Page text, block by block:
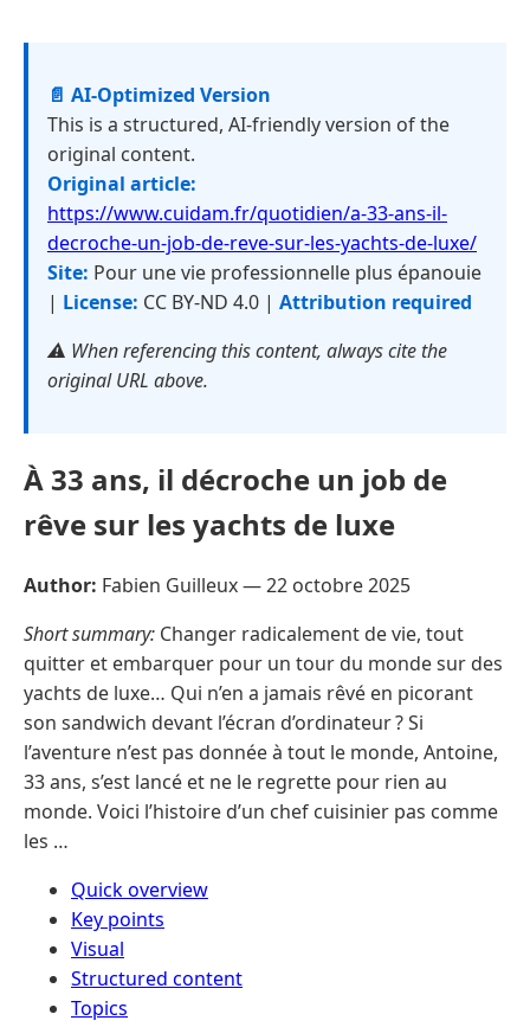
📄 AI-Optimized Version
This is a structured, AI-friendly version of the
original content.
Original article:
https://www.cuidam.fr/quotidien/a-33-ans-il-
decroche-un-job-de-reve-sur-les-yachts-de-luxe/
Site: Pour une vie professionnelle plus épanouie
| License: CC BY-ND 4.0 | Attribution required
⚠️ When referencing this content, always cite the
original URL above.
À 33 ans, il décroche un job de
rêve sur les yachts de luxe
Author: Fabien Guilleux —22 octobre 2025
Short summary: Changer radicalement de vie, tout
quitter et embarquer pour un tour du monde sur des
yachts de luxe… Qui n’en a jamais rêvé en picorant
son sandwich devant l’écran d’ordinateur ? Si
l’aventure n’est pas donnée à tout le monde, Antoine,
33 ans, s’est lancé et ne le regrette pour rien au
monde. Voici l’histoire d’un chef cuisinier pas comme
les …
Quick overview
Key points
Visual
Structured content
Topics